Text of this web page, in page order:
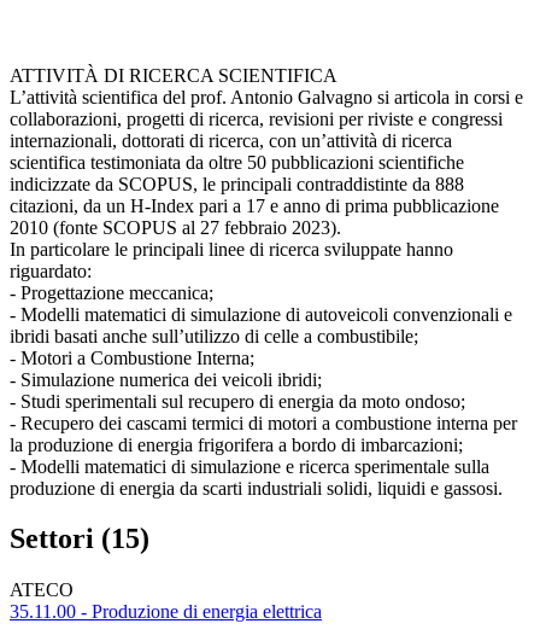
ATTIVITÀ DI RICERCA SCIENTIFICA
L’attività scientifica del prof. Antonio Galvagno si articola in corsi e
collaborazioni, progetti di ricerca, revisioni per riviste e congressi
internazionali, dottorati di ricerca, con un’attività di ricerca
scientifica testimoniata da oltre 50 pubblicazioni scientifiche
indicizzate da SCOPUS, le principali contraddistinte da 888
citazioni, da un H-Index pari a 17 e anno di prima pubblicazione
2010 (fonte SCOPUS al 27 febbraio 2023).
In particolare le principali linee di ricerca sviluppate hanno
riguardato:
- Progettazione meccanica;
- Modelli matematici di simulazione di autoveicoli convenzionali e
ibridi basati anche sull’utilizzo di celle a combustibile;
- Motori a Combustione Interna;
- Simulazione numerica dei veicoli ibridi;
- Studi sperimentali sul recupero di energia da moto ondoso;
- Recupero dei cascami termici di motori a combustione interna per
la produzione di energia frigorifera a bordo di imbarcazioni;
- Modelli matematici di simulazione e ricerca sperimentale sulla
produzione di energia da scarti industriali solidi, liquidi e gassosi.
Settori (15)
ATECO
35.11.00 - Produzione di energia elettrica